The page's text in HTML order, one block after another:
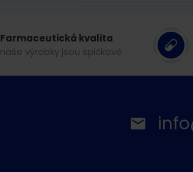
Farmaceutická kvalita
naše výrobky jsou špičkové